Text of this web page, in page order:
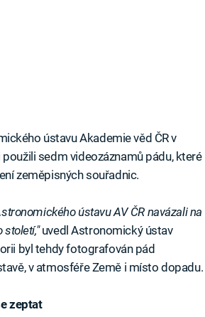
ústavu Akademie věd ČR v
sedm videozáznamů pádu, které
zeměpisných souřadnic.
ústavu AV ČR navázali na
století,"uvedl Astronomický ústav
byl tehdy fotografován pád
v atmosféře Země i místo dopadu.
zeptat